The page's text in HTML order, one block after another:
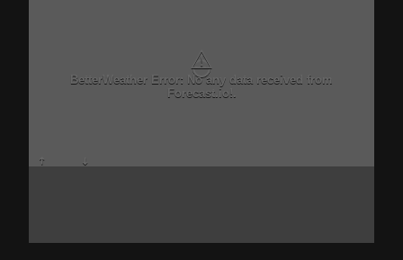
⚠
BetterWeather Error: No any data received from
Forecast.io!.